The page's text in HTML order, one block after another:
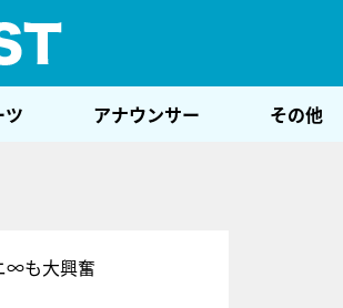
ツ アナウンサー その他
∞も大興奮